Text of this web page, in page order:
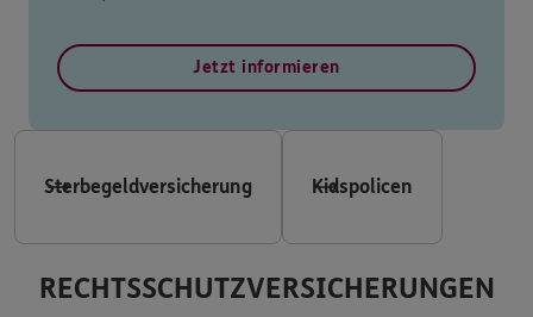
Jetzt informieren
Sterbegeldversicherung Kidspolicen
RECHTSSCHUTZVERSICHERUNGEN